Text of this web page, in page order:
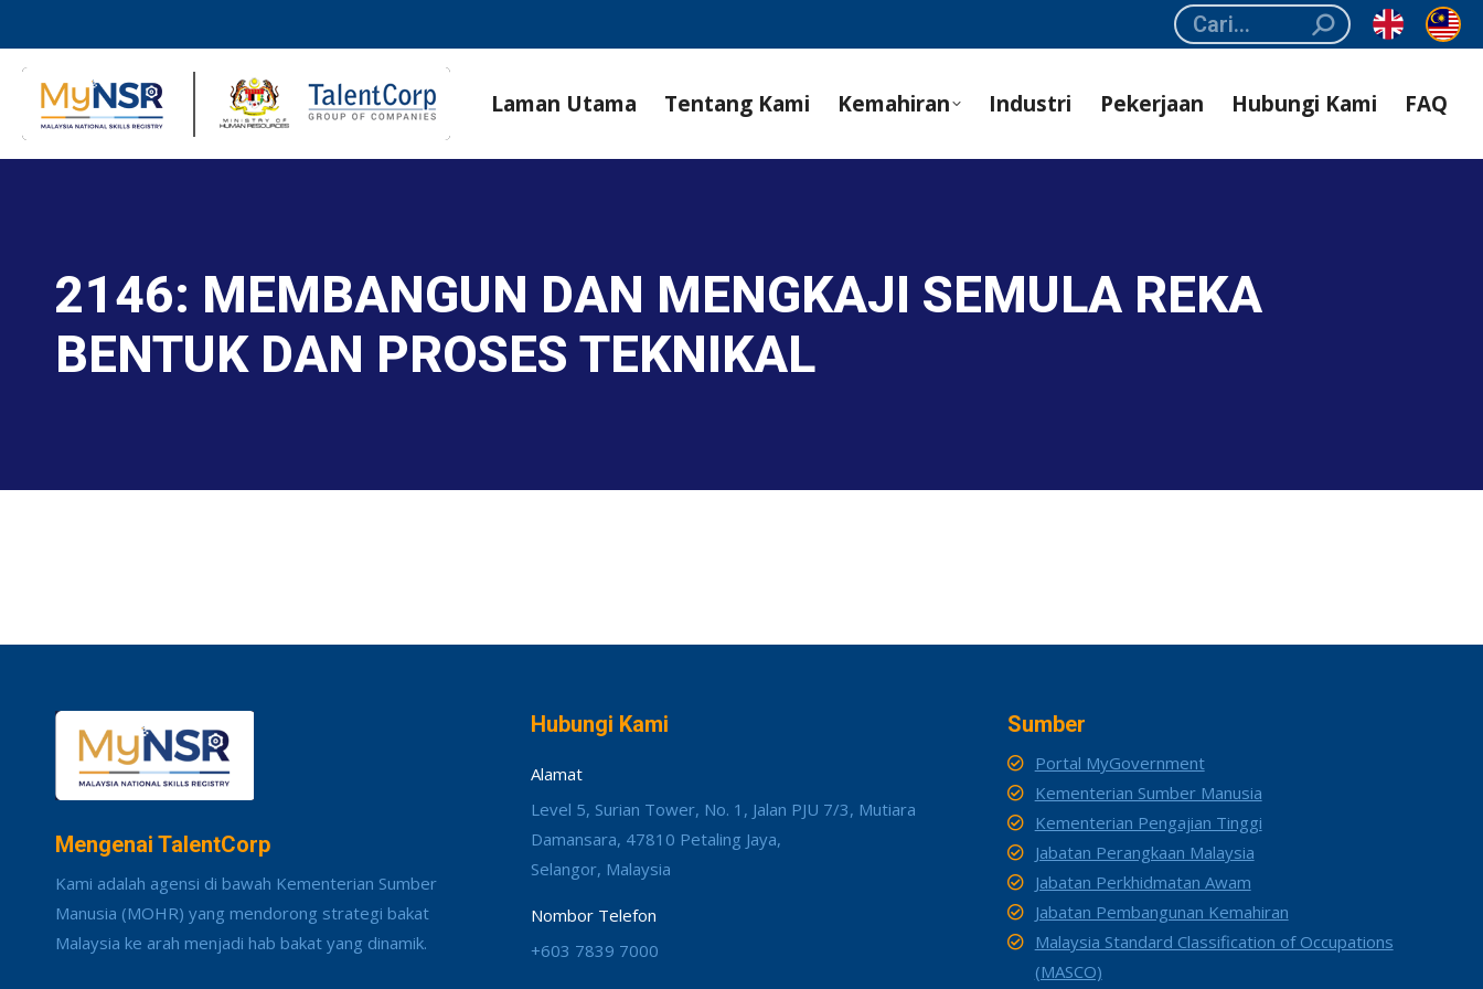
Search:
Laman Utama Tentang Kami Kemahiran Industri Pekerjaan Hubungi Kami FAQ
2146: MEMBANGUN DAN MENGKAJI SEMULA REKA
BENTUK DAN PROSES TEKNIKAL
Mengenai TalentCorp
Kami adalah agensi di bawah Kementerian Sumber
Manusia (MOHR) yang mendorong strategi bakat
Malaysia ke arah menjadi hab bakat yang dinamik.
Hubungi Kami
Alamat
Level 5, Surian Tower, No. 1, Jalan PJU 7/3, Mutiara
Damansara, 47810 Petaling Jaya,
Selangor, Malaysia
Nombor Telefon
+603 7839 7000
Sumber
Portal MyGovernment
Kementerian Sumber Manusia
Kementerian Pengajian Tinggi
Jabatan Perangkaan Malaysia
Jabatan Perkhidmatan Awam
Jabatan Pembangunan Kemahiran
Malaysia Standard Classification of Occupations
(MASCO)